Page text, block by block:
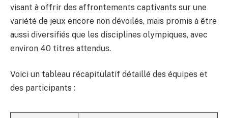
visant à offrir des affrontements captivants sur une
variété de jeux encore non dévoilés, mais promis à être
aussi diversifiés que les disciplines olympiques, avec
environ 40 titres attendus.
Voici un tableau récapitulatif détaillé des équipes et
des participants :